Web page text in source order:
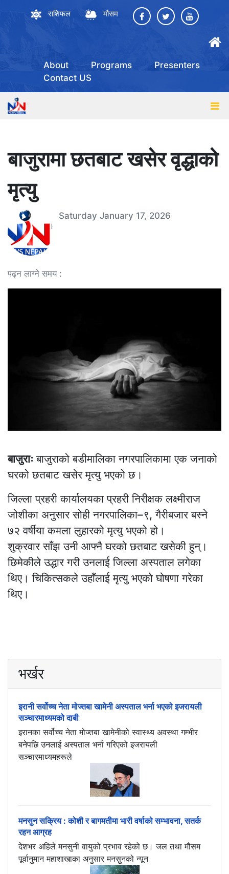
राशिफल मौसम
About Programs
Presenters
Contact US
बाजुरामा छतबाट खसेर वृद्धाको
मृत्यु
Saturday January 17, 2026
पढ्न लाग्ने समय :
बाजुराः बाजुराको बडीमालिका नगरपालिकामा एक जनाको
घरको छतबाट खसेर मृत्यु भएको छ।
जिल्ला प्रहरी कार्यालयका प्रहरी निरीक्षक लक्ष्मीराज
जोशीका अनुसार सोही नगरपालिका–९, गैरीबजार बस्ने
७२ वर्षीया कमला लुहारको मृत्यु भएको हो।
शुक्रवार साँझ उनी आफ्नै घरको छतबाट खसेकी हुन्।
छिमेकीले उद्धार गरी उनलाई जिल्ला अस्पताल लगेका
थिए। चिकित्सकले उहाँलाई मृत्यु भएको घोषणा गरेका
थिए।
भर्खर
इरानी सर्वोच्च नेता मोज्तबा खामेनी अस्पताल भर्ना भएको इजरायली
सञ्चारमाध्यमको दाबी
इरानका सर्वोच्च नेता मोज्तबा खामेनीको स्वास्थ्य अवस्था गम्भीर
बनेपछि उनलाई अस्पताल भर्ना गरिएको इजरायली
सञ्चारमाध्यमहरूले
मनसुन सक्रिय : कोशी र बागमतीमा भारी वर्षाको सम्भावना, सतर्क
रहन आग्रह
देशभर अहिले मनसुनी वायुको प्रभाव रहेको छ। जल तथा मौसम
पूर्वानुमान महाशाखाका अनुसार मनसुनको न्यून